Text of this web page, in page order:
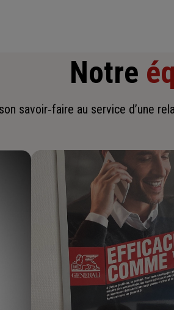
Notre
savoir‑faire au service d’une